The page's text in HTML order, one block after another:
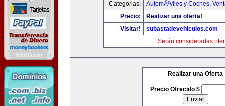
Categorias:
AutomÃ³viles y Coches,
Precio:
Realizar una oferta!
Visitar!
subastadevehiculos.com
Serán consideradas
Realizar una Oferta
Precio Ofrecido $